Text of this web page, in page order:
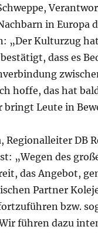
in Europa
„Der Kulturzug hat
dass es
hoffe, das hat
bringt Leute in
Regionalleiter DB
„Wegen des
das Angebot,
Partner
bzw.
führen dazu